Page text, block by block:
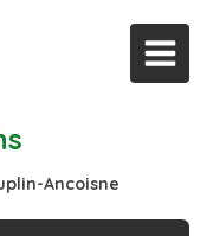
Ancoisne